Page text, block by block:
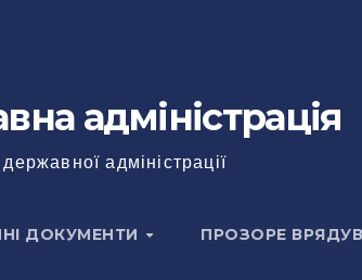
адміністрація
адміністрації
ДОКУМЕНТИ ПРОЗОРЕ